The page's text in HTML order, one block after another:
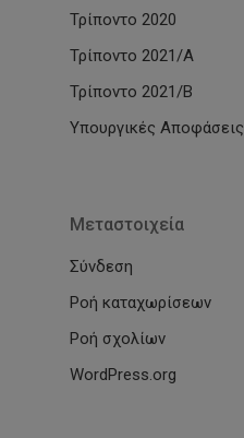
Τρίποντο 2020
Τρίποντο 2021/Α
Τρίποντο 2021/Β
Υπουργικές Αποφάσεις
Μεταστοιχεία
Σύνδεση
Ροή καταχωρίσεων
Ροή σχολίων
WordPress.org